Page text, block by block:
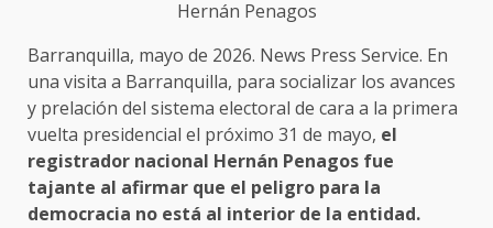
Hernán Penagos
Barranquilla, mayo de 2026. News Press Service. En
una visita a Barranquilla, para socializar los avances
y prelación del sistema electoral de cara a la primera
vuelta presidencial el próximo 31 de mayo, el
registrador nacional Hernán Penagos fue
tajante al afirmar que el peligro para la
democracia no está al interior de la entidad.